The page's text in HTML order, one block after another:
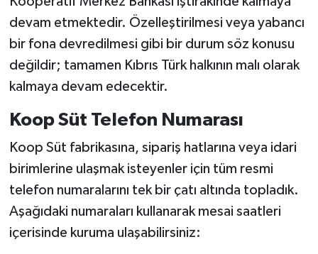
devam etmektedir. Özelleştirilmesi veya yabancı
bir fona devredilmesi gibi bir durum söz konusu
değildir; tamamen Kıbrıs Türk halkının malı olarak
kalmaya devam edecektir.
Koop Süt Telefon Numarası
Koop Süt fabrikasına, sipariş hatlarına veya idari
birimlerine ulaşmak isteyenler için tüm resmi
telefon numaralarını tek bir çatı altında topladık.
Aşağıdaki numaraları kullanarak mesai saatleri
içerisinde kuruma ulaşabilirsiniz: